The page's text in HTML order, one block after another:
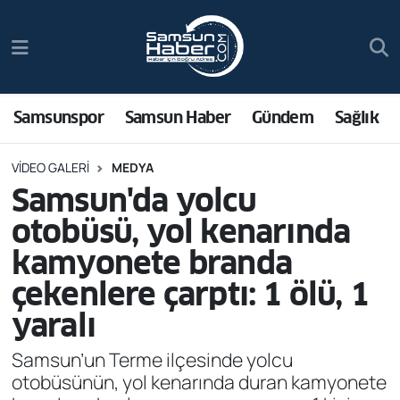
Samsunspor Samsun Haber Gündem Sağlık
VIDEO GALERI MEDYA
Samsun'da yolcu
otobüsü, yol kenarında
kamyonete branda
çekenlere çarptı: 1 ölü, 1
yaralı
Samsun’un Terme ilçesinde yolcu
otobüsünün, yol kenarında duran kamyonete
Samsun Haber
Sağlık
Asayiş
Bilim ve Teknoloji
Bölge
Dünya
Ekonomi
Trafik Durumu
Süper Lig Puan Durumu ve Fikstür
Tüm Manşetler
Son Dakika Haberleri
Haber Arşivi